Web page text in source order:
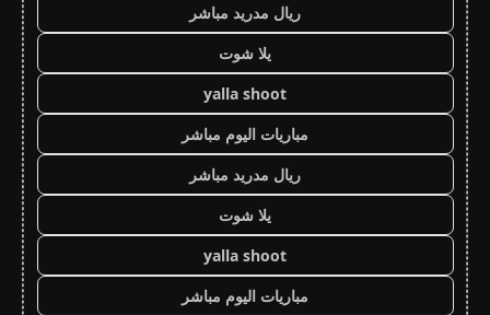
ريال مدريد مباشر
يلا شوت
yalla shoot
مباريات اليوم مباشر
ريال مدريد مباشر
يلا شوت
yalla shoot
مباريات اليوم مباشر